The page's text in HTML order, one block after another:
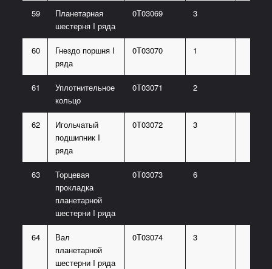
59
Планетарная
шестерня I ряда
0Т03069 3
60
Гнездо поршня I
ряда
0Т03070 1
61
Уплотнительное
кольцо
0Т03071 2
62
Игольчатый
подшипник I
ряда
0Т03072 3
63
Торцевая
прокладка
планетарной
шестерни I ряда
0Т03073 6
64
Вал
планетарной
шестерни I ряда
0Т03074 3